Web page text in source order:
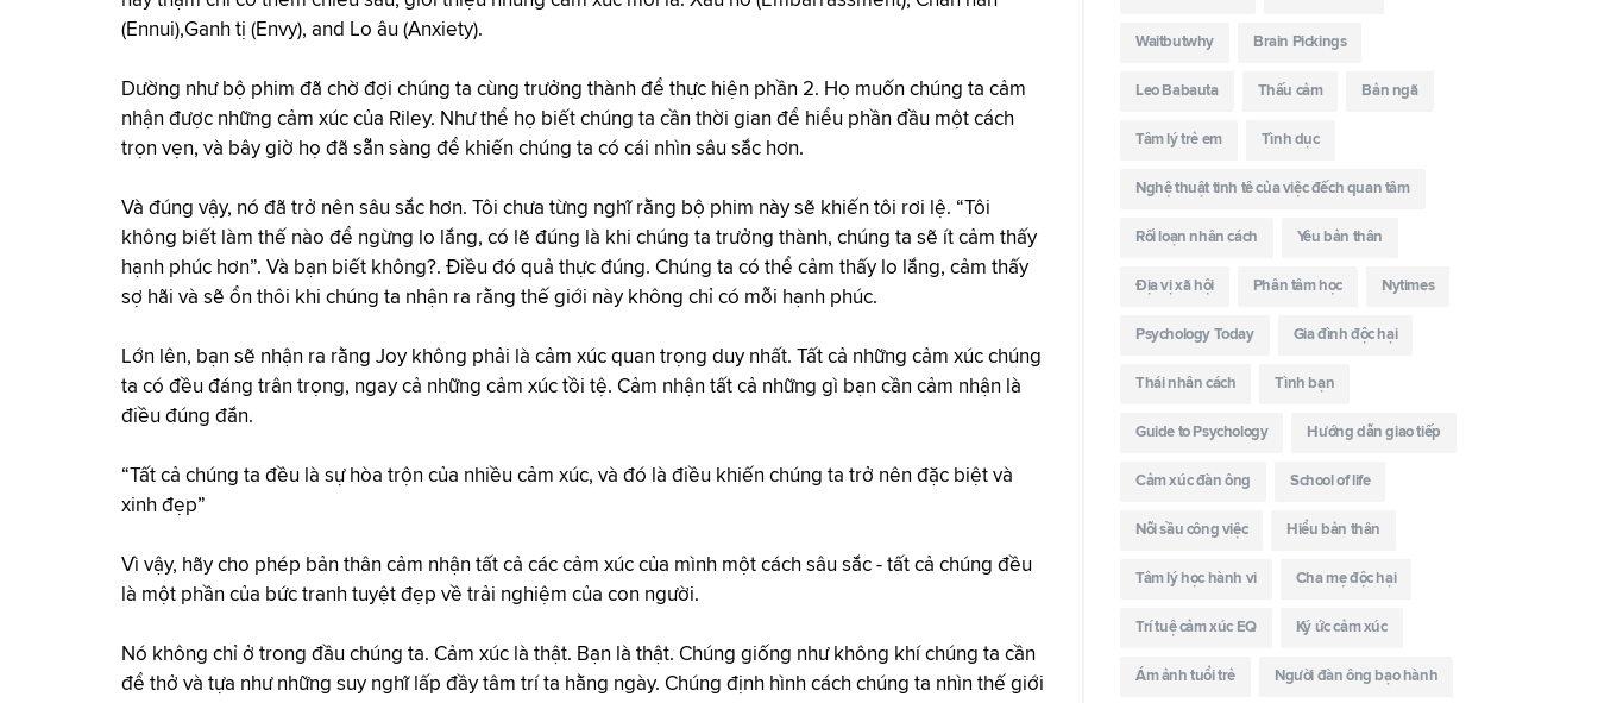
(Ennui),Ganh tị (Envy), and Lo âu (Anxiety).
Dường như bộ phim đã chờ đợi chúng ta cùng trưởng thành để thực hiện phần 2. Họ muốn chúng ta cảm
nhận được những cảm xúc của Riley. Như thể họ biết chúng ta cần thời gian để hiểu phần đầu một cách
trọn vẹn, và bây giờ họ đã sẵn sàng để khiến chúng ta có cái nhìn sâu sắc hơn.
Và đúng vậy, nó đã trở nên sâu sắc hơn. Tôi chưa từng nghĩ rằng bộ phim này sẽ khiến tôi rơi lệ. “Tôi
không biết làm thế nào để ngừng lo lắng, có lẽ đúng là khi chúng ta trưởng thành, chúng ta sẽ ít cảm thấy
hạnh phúc hơn”. Và bạn biết không?. Điều đó quả thực đúng. Chúng ta có thể cảm thấy lo lắng, cảm thấy
sợ hãi và sẽ ổn thôi khi chúng ta nhận ra rằng thế giới này không chỉ có mỗi hạnh phúc.
Lớn lên, bạn sẽ nhận ra rằng Joy không phải là cảm xúc quan trọng duy nhất. Tất cả những cảm xúc chúng
ta có đều đáng trân trọng, ngay cả những cảm xúc tồi tệ. Cảm nhận tất cả những gì bạn cần cảm nhận là
điều đúng đắn.
“Tất cả chúng ta đều là sự hòa trộn của nhiều cảm xúc, và đó là điều khiến chúng ta trở nên đặc biệt và
xinh đẹp”
Vì vậy, hãy cho phép bản thân cảm nhận tất cả các cảm xúc của mình một cách sâu sắc - tất cả chúng đều
là một phần của bức tranh tuyệt đẹp về trải nghiệm của con người.
Nó không chỉ ở trong đầu chúng ta. Cảm xúc là thật. Bạn là thật. Chúng giống như không khí chúng ta cần
để thở và tựa như những suy nghĩ lấp đầy tâm trí ta hằng ngày. Chúng định hình cách chúng ta nhìn thế giới
Waitbutwhy Brain Pickings
Leo Babauta Thấu cảm Bản ngã
Tâm lý trẻ em Tình dục
Nghệ thuật tinh tê của việc đếch quan tâm
Rối loạn nhân cách Yêu bản thân
Địa vị xã hội Phân tâm học Nytimes
Psychology Today Gia đình độc hại
Thái nhân cách Tình bạn
Guide to Psychology Hướng dẫn giao tiếp
Cảm xúc đàn ông School of life
Nỗi sầu công việc Hiểu bản thân
Tâm lý học hành vi Cha mẹ độc hại
Trí tuệ cảm xúc EQ Ký ức cảm xúc
Ám ảnh tuổi trẻ Người đàn ông bạo hành